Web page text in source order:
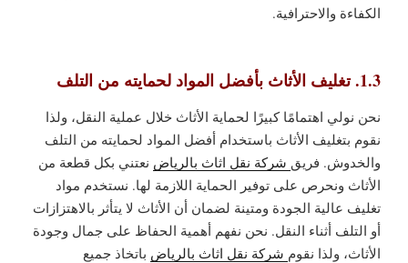
الكفاءة والاحترافية.
1.3. تغليف الأثاث بأفضل المواد لحمايته من التلف
نحن نولي اهتمامًا كبيرًا لحماية الأثاث خلال عملية النقل، ولذا
نقوم بتغليف الأثاث باستخدام أفضل المواد لحمايته من التلف
والخدوش. فريق شركة نقل اثاث بالرياض نعتني بكل قطعة من
الأثاث ونحرص على توفير الحماية اللازمة لها. نستخدم مواد
تغليف عالية الجودة ومتينة لضمان أن الأثاث لا يتأثر بالاهتزازات
أو التلف أثناء النقل. نحن نفهم أهمية الحفاظ على جمال وجودة
الأثاث، ولذا نقوم شركة نقل اثاث بالرياض باتخاذ جميع